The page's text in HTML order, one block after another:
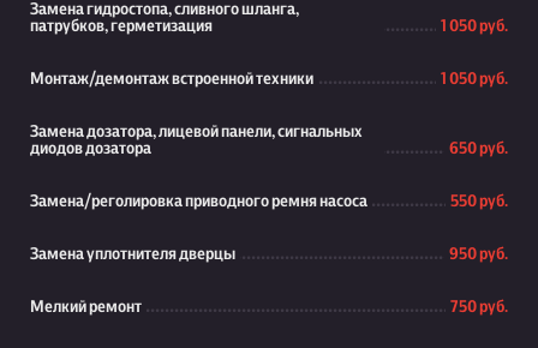
Замена гидростопа, сливного шланга,
патрубков, герметизация
1 050 руб.
Монтаж/демонтаж встроенной техники 1 050 руб.
Замена дозатора, лицевой панели, сигнальных
диодов дозатора
650 руб.
Замена/реголировка приводного ремня насоса 550 руб.
Замена уплотнителя дверцы 950 руб.
Мелкий ремонт 750 руб.